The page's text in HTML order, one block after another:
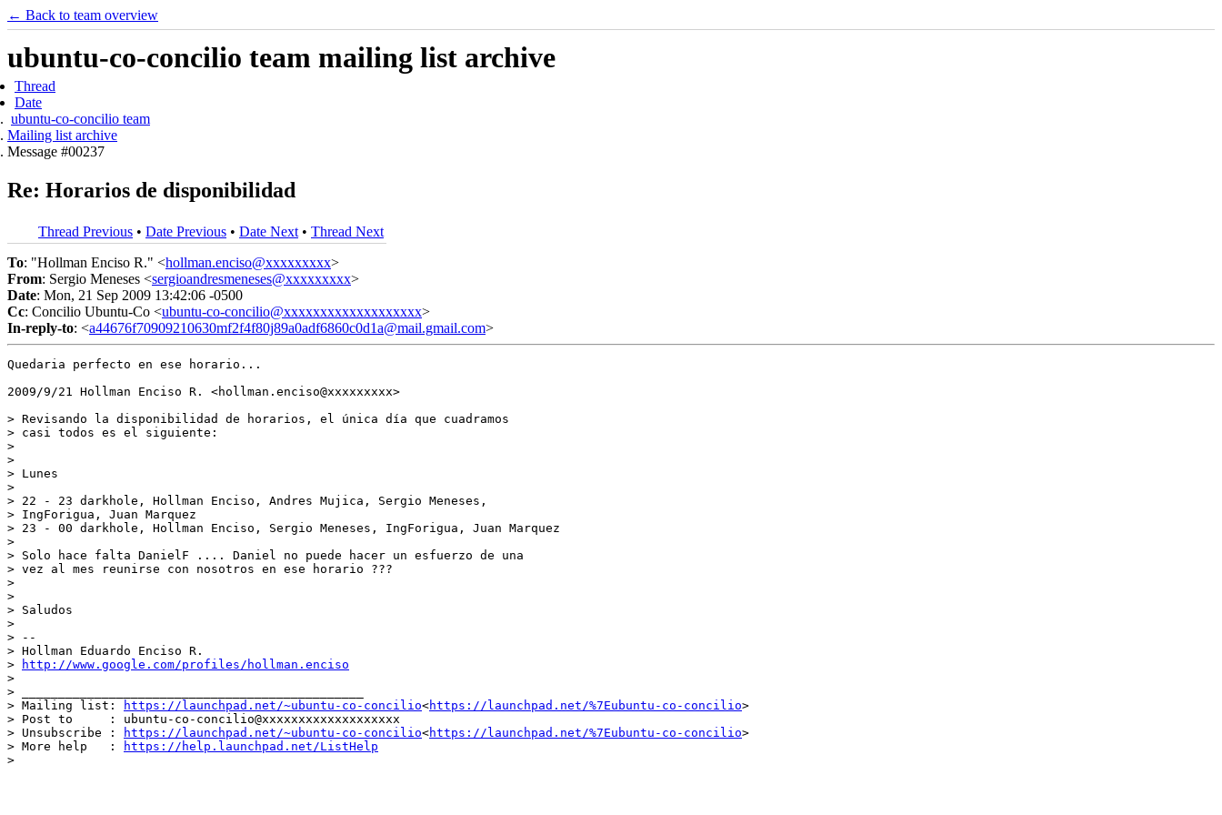
← Back to team overview
ubuntu-co-concilio team mailing list archive
Thread
Date
ubuntu-co-concilio team
Mailing list archive
Message #00237
Re: Horarios de disponibilidad
Thread Previous • Date Previous • Date Next • Thread Next
To: "Hollman Enciso R." <hollman.enciso@xxxxxxxxx>
From: Sergio Meneses <sergioandresmeneses@xxxxxxxxx>
Date: Mon, 21 Sep 2009 13:42:06 -0500
Cc: Concilio Ubuntu-Co <ubuntu-co-concilio@xxxxxxxxxxxxxxxxxxx>
In-reply-to: <a44676f70909210630mf2f4f80j89a0adf6860c0d1a@mail.gmail.com>
Quedaria perfecto en ese horario...
2009/9/21 Hollman Enciso R. <hollman.enciso@xxxxxxxxx>
> Revisando la disponibilidad de horarios, el única día que cuadramos
> casi todos es el siguiente:
>
>
> Lunes
>
> 22 - 23 darkhole, Hollman Enciso, Andres Mujica, Sergio Meneses,
> IngForigua, Juan Marquez
> 23 - 00 darkhole, Hollman Enciso, Sergio Meneses, IngForigua, Juan Marquez
>
> Solo hace falta DanielF .... Daniel no puede hacer un esfuerzo de una
> vez al mes reunirse con nosotros en ese horario ???
>
>
> Saludos
>
> --
> Hollman Eduardo Enciso R.
>
http://www.google.com/profiles/hollman.enciso
>
> _______________________________________________
> Mailing list:
https://launchpad.net/~ubuntu-co-concilio<https://launchpad.net/%7Eubuntu-co-concilio>
> Post to     : ubuntu-co-concilio@xxxxxxxxxxxxxxxxxxx
> Unsubscribe :
https://launchpad.net/~ubuntu-co-concilio<https://launchpad.net/%7Eubuntu-co-concilio>
> More help   :
https://help.launchpad.net/ListHelp
>